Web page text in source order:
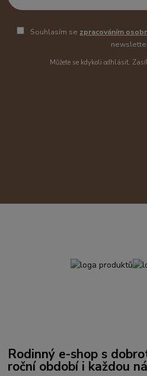
Souhlasím se zpracováním
Můžete se kdykoli odhlásit.
Rodinný e-shop s
roční období i každou